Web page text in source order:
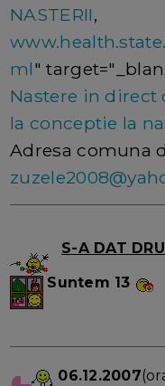
NASTERII,
ml"
Nastere in direct
la conceptie la
Adresa comuna
S-A DAT
Suntem 13
06.12.2007